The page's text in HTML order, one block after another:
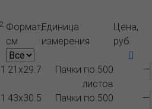
2 Формат,
см
Единица
измерения
Цена,
руб.
21x29.7
Пачки по 500
листов
—
43x30.5
Пачки по 500
—